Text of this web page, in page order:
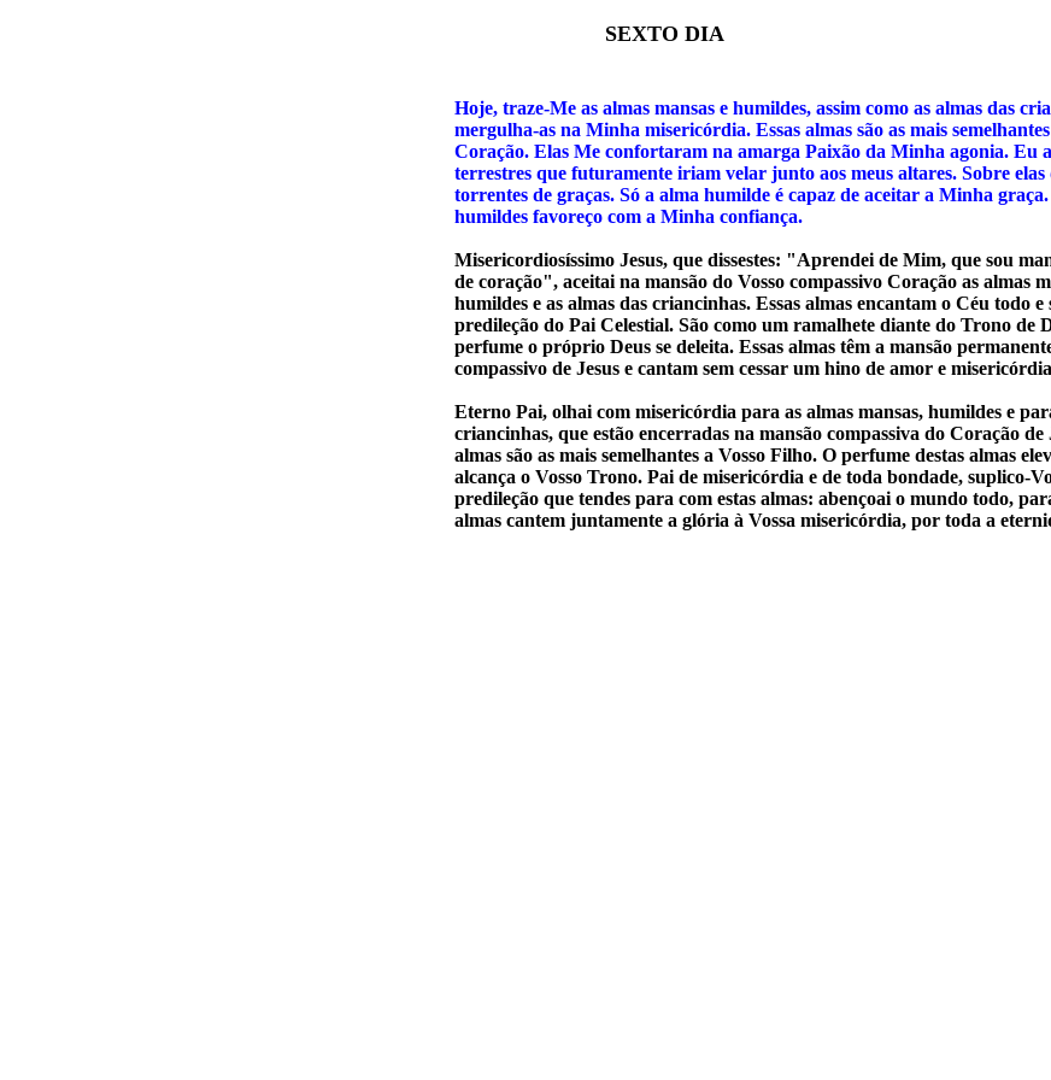
SEXTO DIA
Hoje, traze-Me as almas mansas e humildes, assim como as almas das
mergulha-as na Minha misericórdia. Essas almas são as mais
Coração. Elas Me confortaram na amarga Paixão da Minha agonia. Eu
terrestres que futuramente iriam velar junto aos meus altares. Sobre
torrentes de graças. Só a alma humilde é capaz de aceitar a Minha
humildes favoreço com a Minha confiança.
Misericordiosíssimo Jesus, que dissestes: "Aprendei de Mim, que sou
de coração", aceitai na mansão do Vosso compassivo Coração as almas
humildes e as almas das criancinhas. Essas almas encantam o Céu todo e
predileção do Pai Celestial. São como um ramalhete diante do Trono de
perfume o próprio Deus se deleita. Essas almas têm a mansão
compassivo de Jesus e cantam sem cessar um hino de amor e
Eterno Pai, olhai com misericórdia para as almas mansas, humildes e
criancinhas, que estão encerradas na mansão compassiva do Coração de
almas são as mais semelhantes a Vosso Filho. O perfume destas almas
alcança o Vosso Trono. Pai de misericórdia e de toda bondade, suplico-
predileção que tendes para com estas almas: abençoai o mundo todo,
almas cantem juntamente a glória à Vossa misericórdia, por toda a